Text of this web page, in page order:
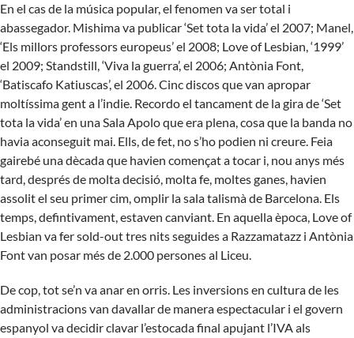
En el cas de la música popular, el fenomen va ser total i
abassegador. Mishima va publicar ‘Set tota la vida’ el 2007; Manel,
‘Els millors professors europeus’ el 2008; Love of Lesbian, ‘1999’
el 2009; Standstill, ‘Viva la guerra’, el 2006; Antònia Font,
‘Batiscafo Katiuscas’, el 2006. Cinc discos que van apropar
moltíssima gent a l’indie. Recordo el tancament de la gira de ‘Set
tota la vida’ en una Sala Apolo que era plena, cosa que la banda no
havia aconseguit mai. Ells, de fet, no s’ho podien ni creure. Feia
gairebé una dècada que havien començat a tocar i, nou anys més
tard, després de molta decisió, molta fe, moltes ganes, havien
assolit el seu primer cim, omplir la sala talismà de Barcelona. Els
temps, defintivament, estaven canviant. En aquella època, Love of
Lesbian va fer sold-out tres nits seguides a Razzamatazz i Antònia
Font van posar més de 2.000 persones al Liceu.
De cop, tot se’n va anar en orris. Les inversions en cultura de les
administracions van davallar de manera espectacular i el govern
espanyol va decidir clavar l’estocada final apujant l’IVA als